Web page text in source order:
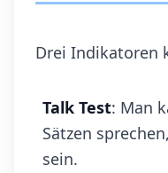
Drei Indikatoren
Talk Test: Man
Sätzen
sein.